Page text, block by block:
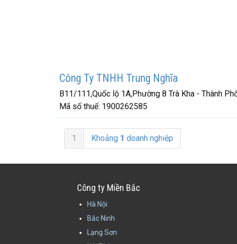
Công Ty TNHH Trung Nghĩa
B11/111,Quốc lộ 1A,Phường 8 Trà Kha - Thành
Mã số thuế: 1900262585
1 Khoảng 1 doanh nghiệp
Công ty Miền Bắc
Hà Nội
Bắc Ninh
Lạng Sơn